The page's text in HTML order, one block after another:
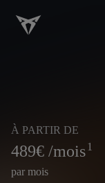
À PARTIR DE
489€ /mois1
par mois